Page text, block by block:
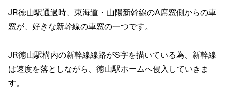
JR徳山駅通過時、東海道・山陽新幹線のA席窓側からの車
窓が、好きな新幹線の車窓の一つです。
JR徳山駅構内の新幹線線路がS字を描いている為、新幹線
は速度を落としながら、徳山駅ホームへ侵入していきま
す。